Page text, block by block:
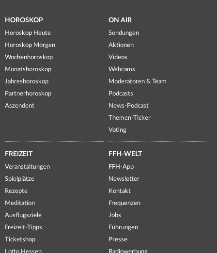
HOROSKOP
Horoskop Heute
Horoskop Morgen
Wochenhoroskop
Monatshoroskop
Jahreshoroskop
Partnerhoroskop
Aszendent
ON AIR
Sendungen
Aktionen
Videos
Webcams
Moderatoren & Team
Podcasts
News-Podcast
Themen-Ticker
Voting
FREIZEIT
Veranstaltungen
Spielplätze
Rezepte
Meditation
Ausflugsziele
Freizeit-Tipps
Ticketshop
Lotto Hessen
FFH-WELT
FFH-App
Newsletter
Kontakt
Frequenzen
Jobs
Führungen
Presse
Radiowerbung